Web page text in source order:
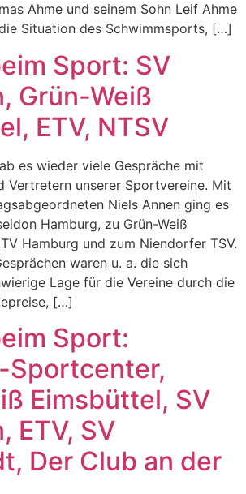
Ahme und seinem Sohn Leif Ahme
Situation des Schwimmsports, […]
Sport: SV
Grün-Weiß
ETV, NTSV
es wieder viele Gespräche mit
Vertretern unserer Sportvereine. Mit
Niels Annen ging es
Hamburg, zu Grün-Weiß
Hamburg und zum Niendorfer TSV.
waren u. a. die sich
Lage für die Vereine durch die
[…]
Sport:
Sportcenter,
Eimsbüttel, SV
ETV, SV
Der Club an der